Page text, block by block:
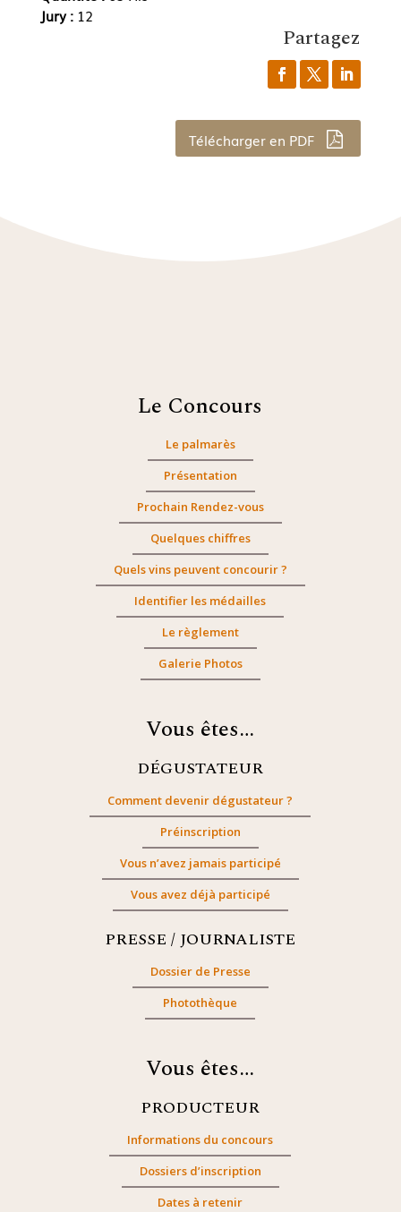
Jury : 12
Partagez
Télécharger en PDF
Le Concours
Le palmarès
Présentation
Prochain Rendez-vous
Quelques chiffres
Quels vins peuvent concourir ?
Identifier les médailles
Le règlement
Galerie Photos
Vous êtes…
DÉGUSTATEUR
Comment devenir dégustateur ?
Préinscription
Vous n’avez jamais participé
Vous avez déjà participé
PRESSE / JOURNALISTE
Dossier de Presse
Photothèque
Vous êtes…
PRODUCTEUR
Informations du concours
Dossiers d’inscription
Dates à retenir